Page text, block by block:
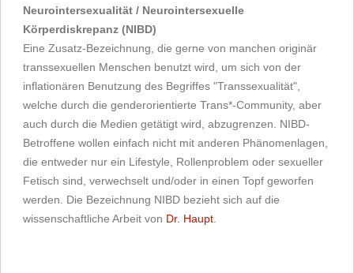
Neurointersexualität / Neurointersexuelle
Körperdiskrepanz (NIBD)
Eine Zusatz-Bezeichnung, die gerne von manchen originär
transsexuellen Menschen benutzt wird, um sich von der
inflationären Benutzung des Begriffes "Transsexualität",
welche durch die genderorientierte Trans*-Community, aber
auch durch die Medien getätigt wird, abzugrenzen. NIBD-
Betroffene wollen einfach nicht mit anderen Phänomenlagen,
die entweder nur ein Lifestyle, Rollenproblem oder sexueller
Fetisch sind, verwechselt und/oder in einen Topf geworfen
werden. Die Bezeichnung NIBD bezieht sich auf die
wissenschaftliche Arbeit von Dr. Haupt